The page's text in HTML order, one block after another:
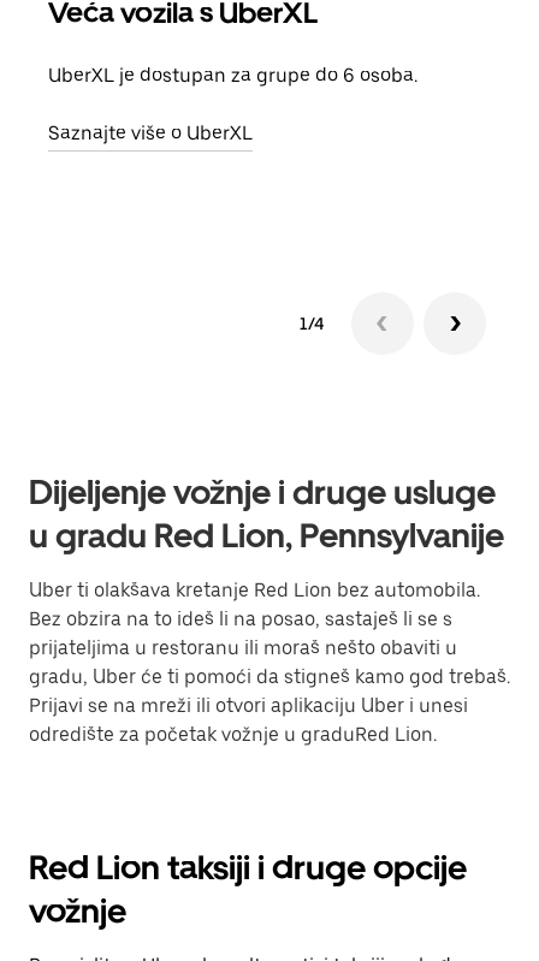
Veća vozila s UberXL
UberXL je dostupan za grupe do 6 osoba.
Saznajte više o UberXL
1/4
Dijeljenje vožnje i druge usluge
u gradu Red Lion, Pennsylvanije
Uber ti olakšava kretanje Red Lion bez automobila.
Bez obzira na to ideš li na posao, sastaješ li se s
prijateljima u restoranu ili moraš nešto obaviti u
gradu, Uber će ti pomoći da stigneš kamo god trebaš.
Prijavi se na mreži ili otvori aplikaciju Uber i unesi
odredište za početak vožnje u graduRed Lion.
Red Lion taksiji i druge opcije
vožnje